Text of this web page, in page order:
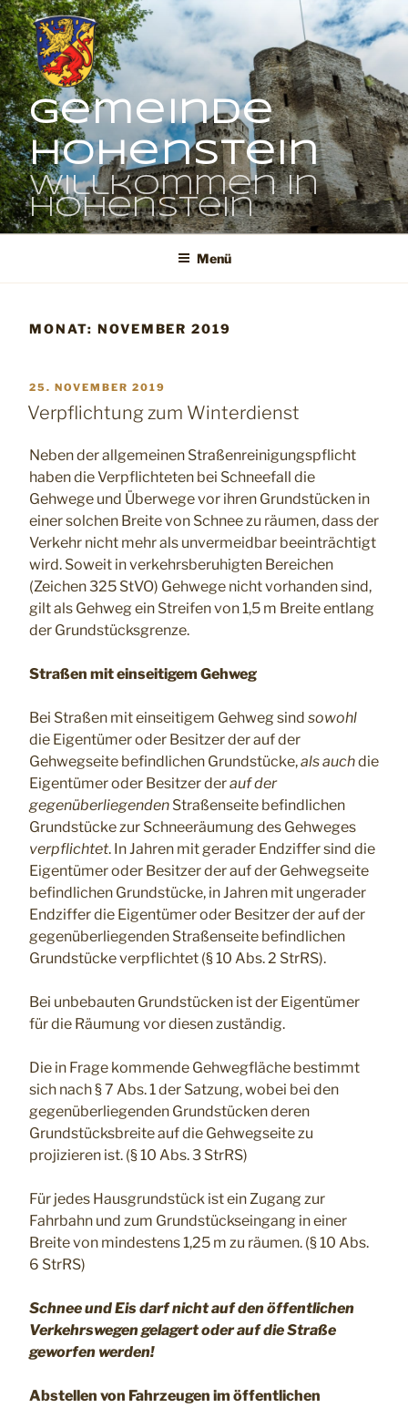
Zum
Inhalt
springen
Gemeinde
Hohenstein
Willkommen in
Hohenstein
Menü
MONAT: NOVEMBER 2019
VERÖFFENTLICHT
AM
25. NOVEMBER 2019
Verpflichtung zum Winterdienst
Neben der allgemeinen Straßenreinigungspflicht
haben die Verpflichteten bei Schneefall die
Gehwege und Überwege vor ihren Grundstücken in
einer solchen Breite von Schnee zu räumen, dass der
Verkehr nicht mehr als unvermeidbar beeinträchtigt
wird. Soweit in verkehrsberuhigten Bereichen
(Zeichen 325 StVO) Gehwege nicht vorhanden sind,
gilt als Gehweg ein Streifen von 1,5 m Breite entlang
der Grundstücksgrenze.
Straßen mit einseitigem Gehweg
Bei Straßen mit einseitigem Gehweg sind sowohl
die Eigentümer oder Besitzer der auf der
Gehwegseite befindlichen Grundstücke,als auchdie
Eigentümer oder Besitzer derauf der
gegenüberliegenden Straßenseite befindlichen
Grundstücke zur Schneeräumung des Gehweges
verpflichtet. In Jahren mit gerader Endziffer sind die
Eigentümer oder Besitzer der auf der Gehwegseite
befindlichen Grundstücke, in Jahren mit ungerader
Endziffer die Eigentümer oder Besitzer der auf der
gegenüberliegenden Straßenseite befindlichen
Grundstücke verpflichtet (§ 10 Abs. 2 StrRS).
Bei unbebauten Grundstücken ist der Eigentümer
für die Räumung vor diesen zuständig.
Die in Frage kommende Gehwegfläche bestimmt
sich nach § 7 Abs. 1 der Satzung, wobei bei den
gegenüberliegenden Grundstücken deren
Grundstücksbreite auf die Gehwegseite zu
projizieren ist. (§ 10 Abs. 3 StrRS)
Für jedes Hausgrundstück ist ein Zugang zur
Fahrbahn und zum Grundstückseingang in einer
Breite von mindestens 1,25 m zu räumen. (§ 10 Abs.
6 StrRS)
Schnee und Eis darf nicht auf den öffentlichen
Verkehrswegen gelagert oder auf die Straße
geworfen werden!
Abstellen von Fahrzeugen im öffentlichen